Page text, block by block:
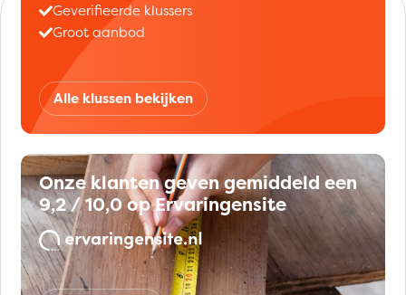
Geverifieerde klussers
Groot aanbod
Alle klussen bekijken
Onze klanten geven gemiddeld een
9,2 / 10,0 op Ervaringensite